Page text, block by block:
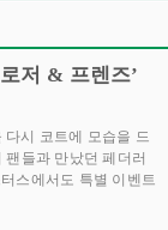
저 & 프렌즈’
다시 코트에 모습을 드
들과 만났던 페더러
스에서도 특별 이벤트